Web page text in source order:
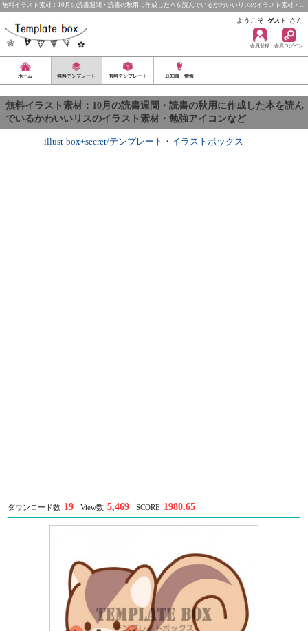
無料イラスト素材：10月の読書週間・読書の秋用に作成した本を読んでいるかわいいリスのイラスト素材・…
ようこそ ゲスト さん
会員登録 会員ログイン
ホーム 無料テンプレート 有料テンプレート 豆知識・情報
無料イラスト素材：10月の読書週間・読書の秋用に作成した本を読ん
でいるかわいいリスのイラスト素材・勉強アイコンなど
illust-box+secret/テンプレート ・ イラストボックス
ダウンロード数 19 View数 5,469 SCORE 1980.65